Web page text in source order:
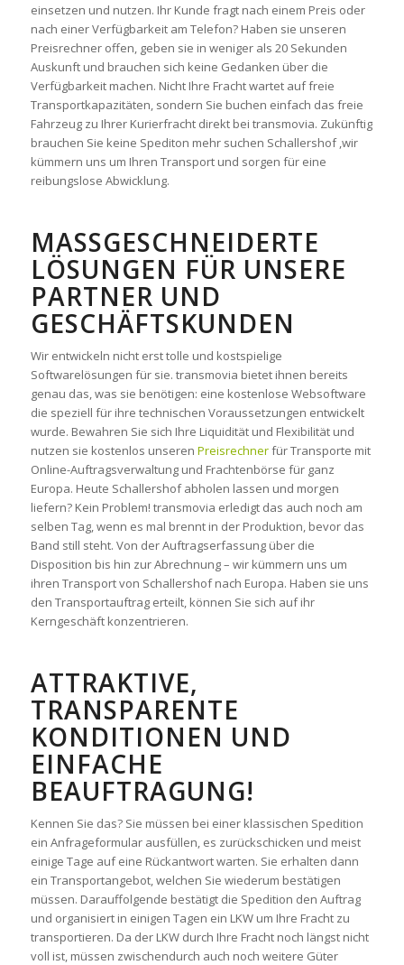
einsetzen und nutzen. Ihr Kunde fragt nach einem Preis oder
nach einer Verfügbarkeit am Telefon? Haben sie unseren
Preisrechner offen, geben sie in weniger als 20 Sekunden
Auskunft und brauchen sich keine Gedanken über die
Verfügbarkeit machen. Nicht Ihre Fracht wartet auf freie
Transportkapazitäten, sondern Sie buchen einfach das freie
Fahrzeug zu Ihrer Kurierfracht direkt bei transmovia. Zukünftig
brauchen Sie keine Spediton mehr suchen Schallershof ,wir
kümmern uns um Ihren Transport und sorgen für eine
reibungslose Abwicklung.
MASSGESCHNEIDERTE L
ÖSUNGEN FÜR UNSERE P
ARTNER UND G
ESCHÄFTSKUNDEN
Wir entwickeln nicht erst tolle und kostspielige
Softwarelösungen für sie. transmovia bietet ihnen bereits
genau das, was sie benötigen: eine kostenlose Websoftware
die speziell für ihre technischen Voraussetzungen entwickelt
wurde. Bewahren Sie sich Ihre Liquidität und Flexibilität und
nutzen sie kostenlos unseren Preisrechnerfür Transporte mit
Online-Auftragsverwaltung und Frachtenbörse für ganz
Europa. Heute Schallershof abholen lassen und morgen
liefern? Kein Problem! transmovia erledigt das auch noch am
selben Tag, wenn es mal brennt in der Produktion, bevor das
Band still steht. Von der Auftragserfassung über die
Disposition bis hin zur Abrechnung – wir kümmern uns um
ihren Transport von Schallershof nach Europa. Haben sie uns
den Transportauftrag erteilt, können Sie sich auf ihr
Kerngeschäft konzentrieren.
ATTRAKTIVE,
TRANSPARENTE
KONDITIONEN UND
EINFACHE
BEAUFTRAGUNG!
Kennen Sie das? Sie müssen bei einer klassischen Spedition
ein Anfrageformular ausfüllen, es zurückschicken und meist
einige Tage auf eine Rückantwort warten. Sie erhalten dann
ein Transportangebot, welchen Sie wiederum bestätigen
müssen. Darauffolgende bestätigt die Spedition den Auftrag
und organisiert in einigen Tagen ein LKW um Ihre Fracht zu
transportieren. Da der LKW durch Ihre Fracht noch längst nicht
voll ist, müssen zwischendurch auch noch weitere Güter